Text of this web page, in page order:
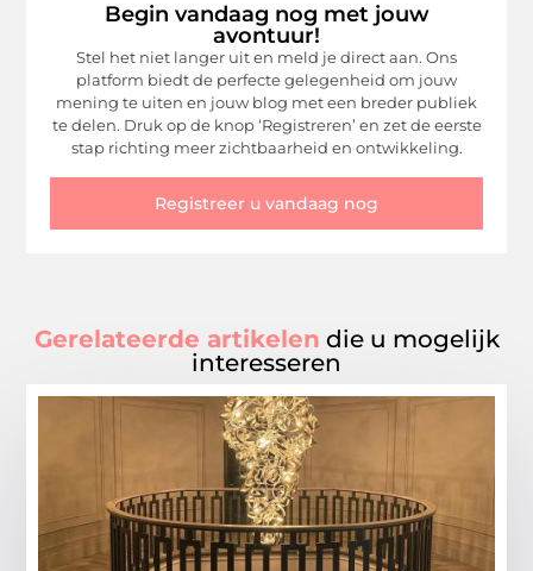
Begin vandaag nog met jouw
avontuur!
Stel het niet langer uit en meld je direct aan. Ons
platform biedt de perfecte gelegenheid om jouw
mening te uiten en jouw blog met een breder publiek
te delen. Druk op de knop ‘Registreren’ en zet de eerste
stap richting meer zichtbaarheid en ontwikkeling.
Registreer u vandaag nog
Gerelateerde artikelen die u mogelijk
interesseren